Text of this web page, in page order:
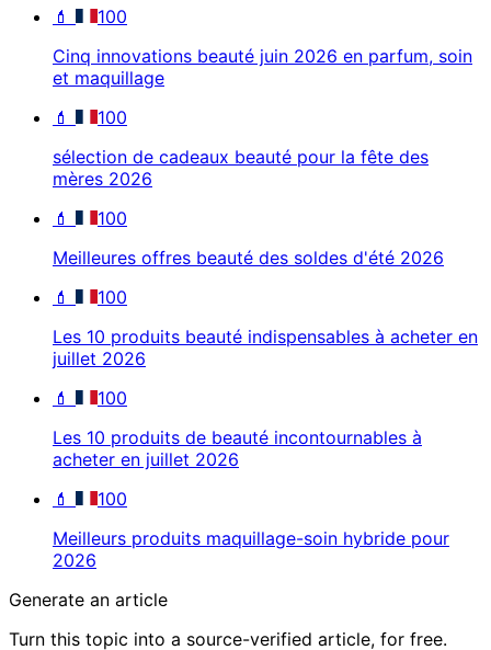
💄
100
Cinq innovations beauté juin 2026 en parfum, soin
et maquillage
💄
100
sélection de cadeaux beauté pour la fête des
mères 2026
💄
100
Meilleures offres beauté des soldes d'été 2026
💄
100
Les 10 produits beauté indispensables à acheter en
juillet 2026
💄
100
Les 10 produits de beauté incontournables à
acheter en juillet 2026
💄
100
Meilleurs produits maquillage-soin hybride pour
2026
Generate an article
Turn this topic into a source-verified article, for free.